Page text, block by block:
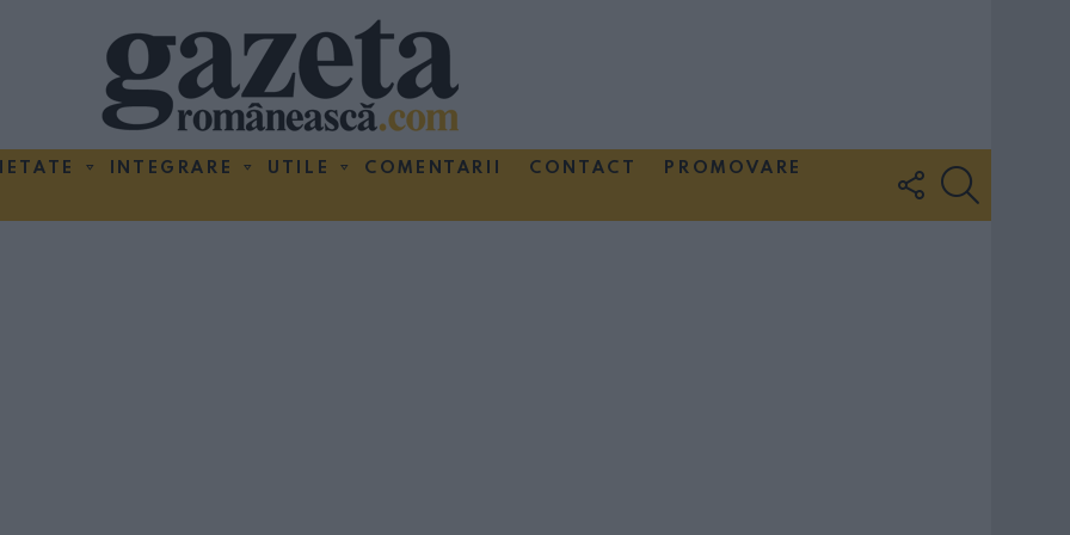
INTEGRARE UTILE COMENTARII CONTACT
PROMOVARE
FOLLOW
US